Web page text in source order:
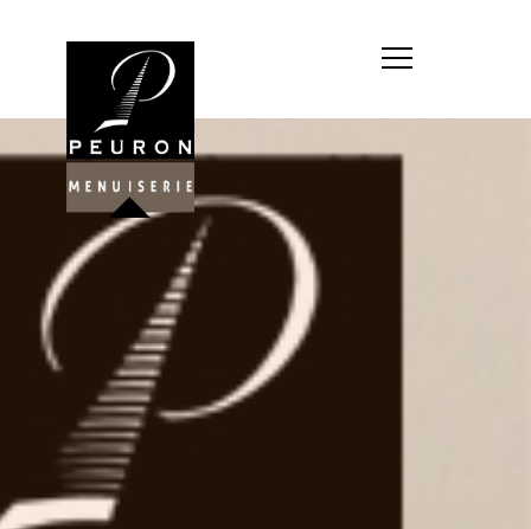
Société : MENUISERIE YANNICK
PEURON
Forme juridique : SARL
unipersonnelle
Siége social : MENUISERIE YANNICK
PEURON, ZONE ARTISANALE DE
PORT ARTHUR 56930 PLUMELIAU
Montant du capital social : 10
000,00 €
RCS : 788 768 612
Représentant légal de la société,
responsable de la publication et
exploitant du site internet : M